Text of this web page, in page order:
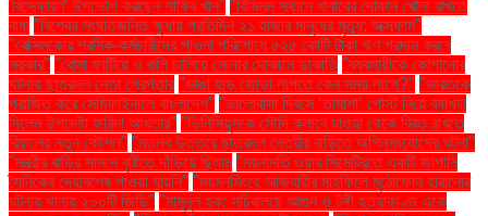
'বিস্ফোরণ' উপভোগ করছেন শাকিব খান" "বিভিন্ন স্থানে খাবারের দোকান খোলা রাখতে
বাধা "বিশ্বের সংঘাতজনিত ক্ষুধায় প্রতিদিন ২১ হাজার মানুষের মৃত্যু: অক্সফাম"
"বেক্সিমকোর শ্রমিক-কর্মচারীদের পাওনা পরিশোধে ৫২৫ কোটি টাকা ঋণ প্রদান করবে
সরকার" "বোমা ফাটিয়ে ও গুলি চালিয়ে সোনার দোকানে ডাকাতি "ব্যবসায়ীকে কোপানোর
ঘটনায় ছাত্রদল নেতা গ্রেপ্তার "ভাঙা হাড় জোড়া লাগতে কেন সময় লাগে?" "ভারতকে
পরাজিত করে সেমিফাইনালে বাংলাদেশ" "ভালোবাসা দিবসে ‘তামাশা’ পোস্ট নিয়ে ব্যাখ্যা
দিলেন উপদেষ্টা ফরিদা আখতার" "ভিনিসিয়ুসকে সৌদি ক্লাবে যাওয়া থেকে বিরত রাখতে
রিয়ালের নতুন কৌশল" "মতলব উত্তরে ছাত্রদল নেত্রীর বাড়িতে অগ্নিসংযোগের ঘটনা"
"মন্ত্রীর বাড়ির সামনে বৃষ্টিতে দাঁড়িয়ে ছিলাম "ময়নামতি ওয়ার সিমেট্রিতে একটি জাপানি
সৈনিকের দেহাবশেষ পাওয়া যায়নি" "ময়মনসিংহে আজহারীর মাহফিলে মুঠোফোন হারানোর
ঘটনায় থানায় ২০০টি জিডি" "মামুনুল হক: সচিবালয়ে আগুন ও টঙ্গী হত্যাকাণ্ড একে